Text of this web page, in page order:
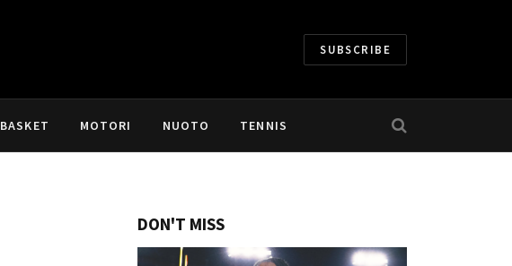
SUBSCRIBE
BASKET MOTORI NUOTO TENNIS
DON'T MISS